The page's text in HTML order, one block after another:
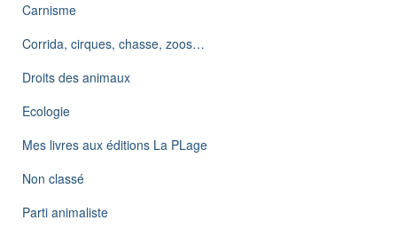
Carnisme
Corrida, cirques, chasse, zoos…
Droits des animaux
Ecologie
Mes livres aux éditions La PLage
Non classé
Parti animaliste